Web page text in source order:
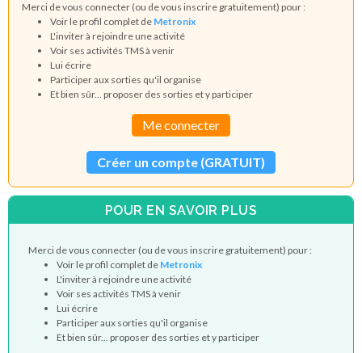
Merci de vous connecter (ou de vous inscrire gratuitement) pour :
Voir le profil complet de Metronix
L'inviter à rejoindre une activité
Voir ses activités TMS à venir
Lui écrire
Participer aux sorties qu'il organise
Et bien sûr... proposer des sorties et y participer
Me connecter
Créer un compte (GRATUIT)
POUR EN SAVOIR PLUS
Merci de vous connecter (ou de vous inscrire gratuitement) pour :
Voir le profil complet de Metronix
L'inviter à rejoindre une activité
Voir ses activités TMS à venir
Lui écrire
Participer aux sorties qu'il organise
Et bien sûr... proposer des sorties et y participer